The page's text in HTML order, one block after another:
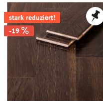
stark reduziert!
-19